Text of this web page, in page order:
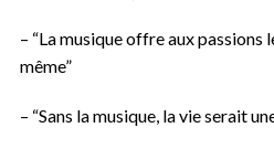
– “La musique offre aux passions
même”
– “Sans la musique, la vie serait